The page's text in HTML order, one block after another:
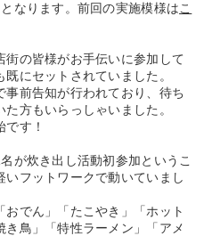
なります。前回の実施模様はこ
の皆様がお手伝いに参加して
にセットされていました。
前告知が行われており、待ち
方もいらっしゃいました。
す！
が炊き出し活動初参加というこ
いフットワークで動いていまし
でん」「たこやき」「ホット
き鳥」「特性ラーメン」「アメ